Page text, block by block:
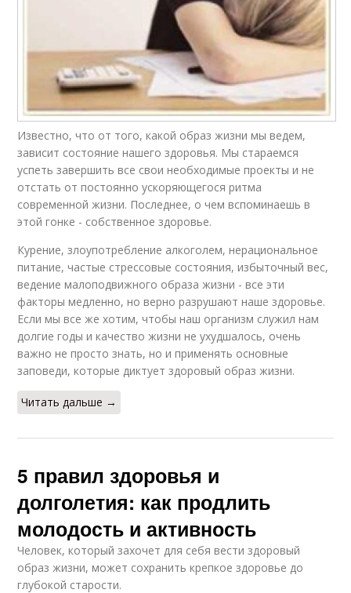
Известно, что от того, какой образ жизни мы ведем,
зависит состояние нашего здоровья. Мы стараемся
успеть завершить все свои необходимые проекты и не
отстать от постоянно ускоряющегося ритма
современной жизни. Последнее, о чем вспоминаешь в
этой гонке - собственное здоровье.
Курение, злоупотребление алкоголем, нерациональное
питание, частые стрессовые состояния, избыточный вес,
ведение малоподвижного образа жизни - все эти
факторы медленно, но верно разрушают наше здоровье.
Если мы все же хотим, чтобы наш организм служил нам
долгие годы и качество жизни не ухудшалось, очень
важно не просто знать, но и применять основные
заповеди, которые диктует здоровый образ жизни.
Читать дальше →
5 правил здоровья и
долголетия: как продлить
молодость и активность
Человек, который захочет для себя вести здоровый
образ жизни, может сохранить крепкое здоровье до
глубокой старости.